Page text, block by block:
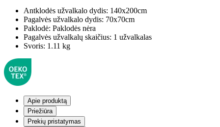
Antklodės užvalkalo dydis: 140x200cm
Pagalvės užvalkalo dydis: 70x70cm
Paklodė: Paklodės nėra
Pagalvės užvalkalų skaičius: 1 užvalkalas
Svoris: 1.11 kg
Apie produktą
Priežiūra
Prekių pristatymas